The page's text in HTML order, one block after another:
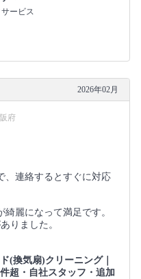
ービス
2026年02月
府
、連絡するとすぐに対応
麗になって満足です。
りました。
(換気扇)クリーニング｜
件超・自社スタッフ・追加